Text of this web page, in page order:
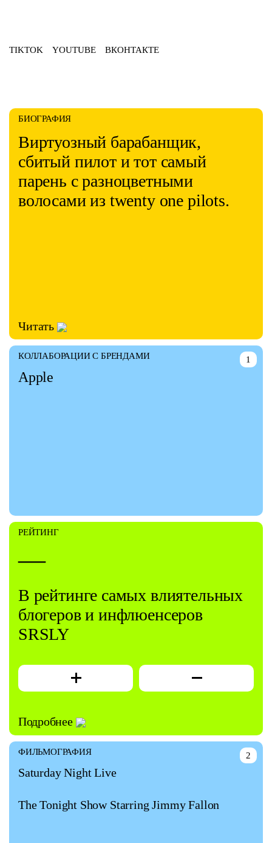
TIKTOK YOUTUBE ВКОНТАКТЕ
БИОГРАФИЯ
Виртуозный барабанщик,
сбитый пилот и тот самый
парень с разноцветными
волосами из twenty one pilots.
Читать
1
КОЛЛАБОРАЦИИ С БРЕНДАМИ
Apple
РЕЙТИНГ
—
В рейтинге самых влиятельных
блогеров и инфлюенсеров
SRSLY
Подробнее
2
ФИЛЬМОГРАФИЯ
Saturday Night Live
The Tonight Show Starring Jimmy Fallon